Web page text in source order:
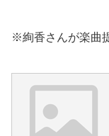
※絢香さんが楽曲